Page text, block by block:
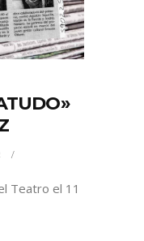
Teatro el 11